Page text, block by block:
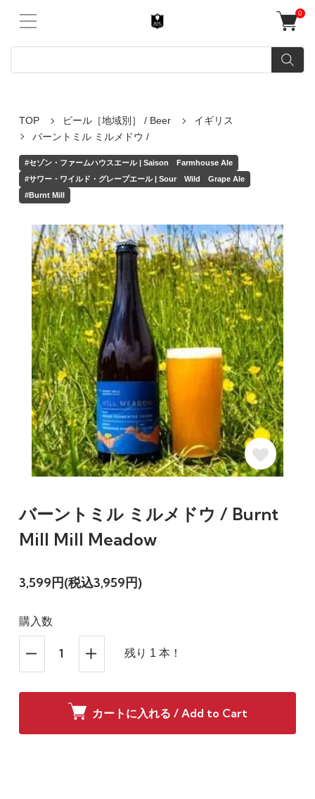
0
TOP ビール［地域別］ / Beer
イギリス
バーントミル ミルメドウ /
#セゾン・ファームハウスエール | Saison Farmhouse Ale
#サワー・ワイルド・グレープエール | Sour Wild Grape Ale
#Burnt Mill
バーントミル ミルメドウ / Burnt
Mill Mill Meadow
3,599円(税込3,959円)
購入数
残り 1 本！
カートに入れる / Add to Cart